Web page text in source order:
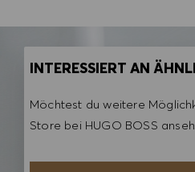
INTERESSIERT AN
Möchtest du weitere
Store bei HUGO BOSS